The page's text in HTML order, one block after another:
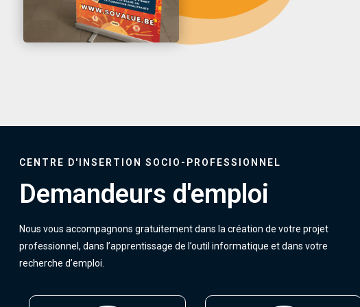
CENTRE D'INSERTION SOCIO-PROFESSIONNEL
Demandeurs d'emploi
Nous vous accompagnons gratuitement dans la création de votre projet
professionnel, dans l’apprentissage de l’outil informatique et dans votre
recherche d’emploi.